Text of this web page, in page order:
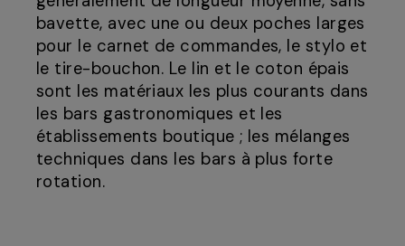
bavette, avec une ou deux poches larges
pour le carnet de commandes, le stylo et
le tire-bouchon. Le lin et le coton épais
sont les matériaux les plus courants dans
les bars gastronomiques et les
établissements boutique ; les mélanges
techniques dans les bars à plus forte
rotation.